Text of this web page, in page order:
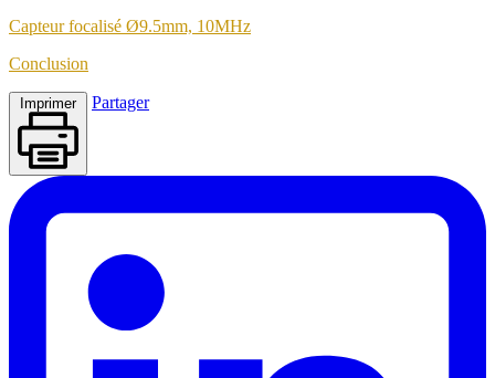
Capteur focalisé Ø9.5mm, 10MHz
Conclusion
Imprimer Partager